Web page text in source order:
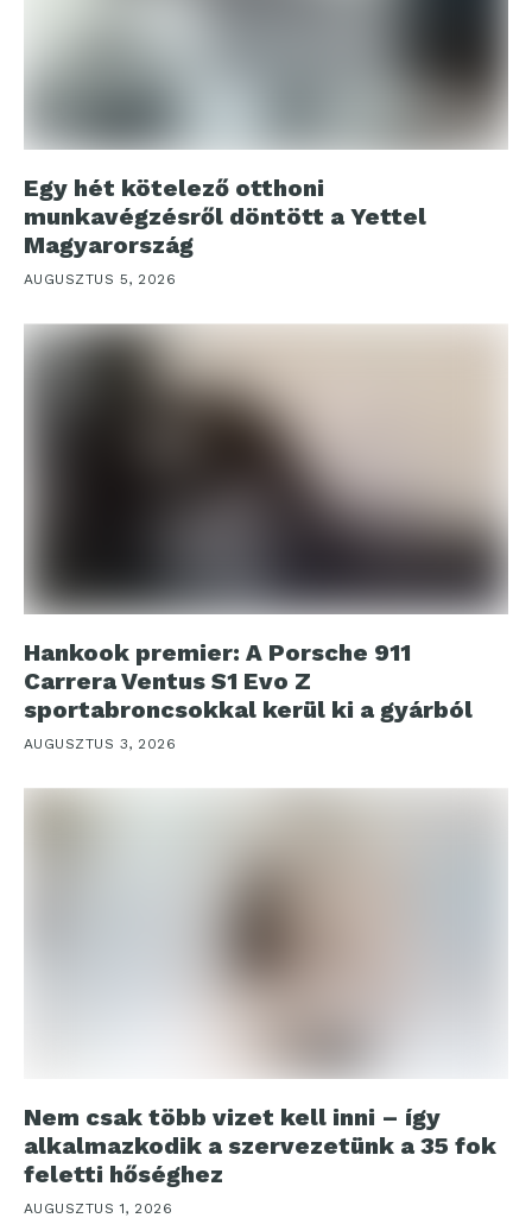
Egy hét kötelező otthoni
munkavégzésről döntött a Yettel
Magyarország
AUGUSZTUS 5, 2026
Hankook premier: A Porsche 911
Carrera Ventus S1 Evo Z
sportabroncsokkal kerül ki a gyárból
AUGUSZTUS 3, 2026
Nem csak több vizet kell inni – így
alkalmazkodik a szervezetünk a 35 fok
feletti hőséghez
AUGUSZTUS 1, 2026